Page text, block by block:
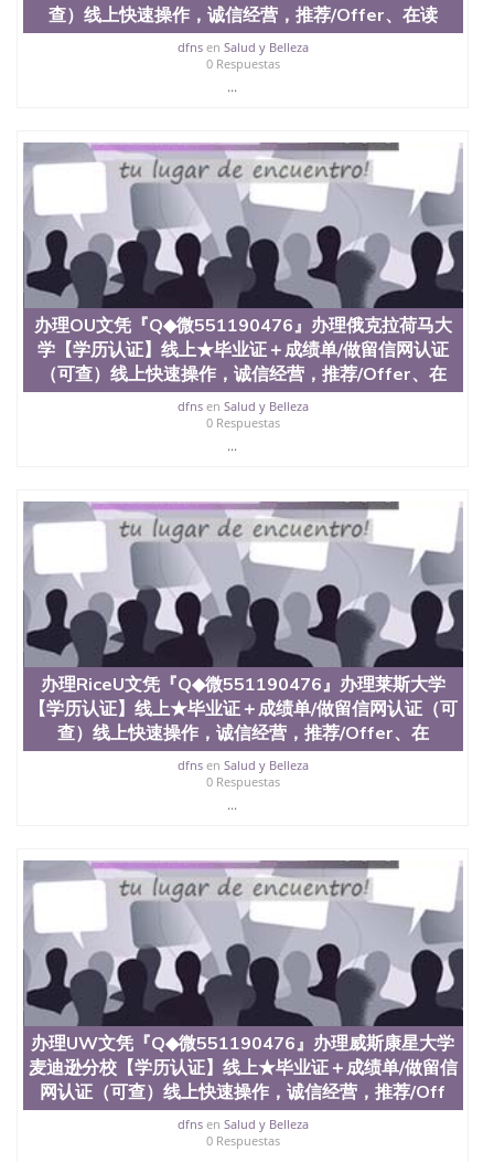
查）线上快速操作，诚信经营，推荐/Offer、在读
dfnsen Salud y Belleza
0 Respuestas
...
办理OU文凭『Q◆微551190476』办理俄克拉荷马大
学【学历认证】线上★毕业证＋成绩单/做留信网认证
（可查）线上快速操作，诚信经营，推荐/Offer、在
dfnsen Salud y Belleza
0 Respuestas
...
办理RiceU文凭『Q◆微551190476』办理莱斯大学
【学历认证】线上★毕业证＋成绩单/做留信网认证（可
查）线上快速操作，诚信经营，推荐/Offer、在
dfnsen Salud y Belleza
0 Respuestas
...
办理UW文凭『Q◆微551190476』办理威斯康星大学
麦迪逊分校【学历认证】线上★毕业证＋成绩单/做留信
网认证（可查）线上快速操作，诚信经营，推荐/Off
dfnsen Salud y Belleza
0 Respuestas